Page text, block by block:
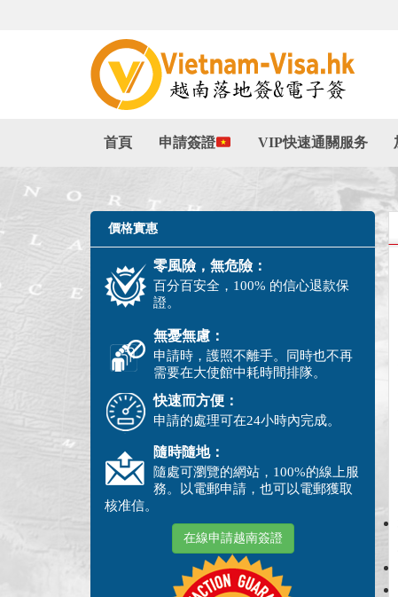
首頁 申請簽證 VIP快速通關服务
價格實惠
零風險，無危險：
百分百安全，100% 的信心退款保
證。
無憂無慮：
申請時，護照不離手。同時也不再
需要在大使館中耗時間排隊。
快速而方便：
申請的處理可在24小時內完成。
隨時隨地：
隨處可瀏覽的網站，100%的線上服
務。以電郵申請，也可以電郵獲取
核准信。
在線申請越南簽證